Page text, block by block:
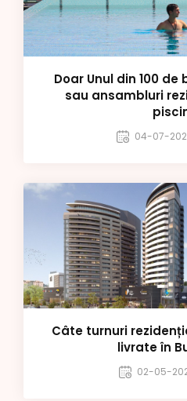
Doar Unul din 100
sau ansambluri
04-07-
Câte turnuri
livrate în
02-05-